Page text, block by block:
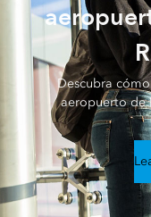
Descubra
aeropuerto de